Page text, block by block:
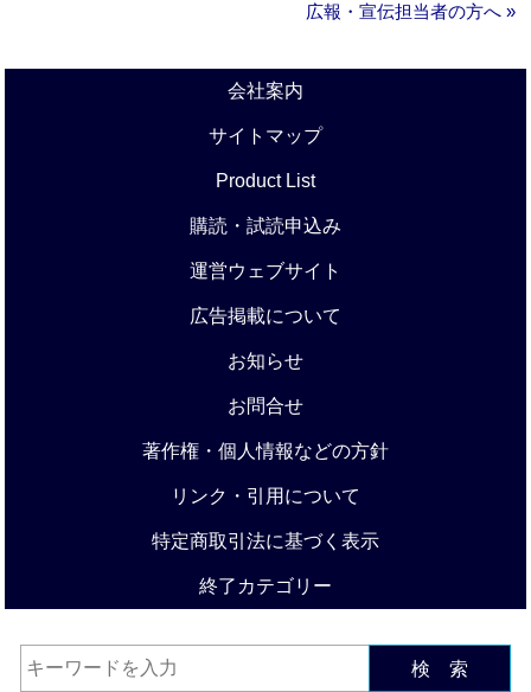
広報・宣伝担当者の方へ »
会社案内
サイトマップ
Product List
購読・試読申込み
運営ウェブサイト
広告掲載について
お知らせ
お問合せ
著作権・個人情報などの方針
リンク・引用について
特定商取引法に基づく表示
終了カテゴリー
検 索